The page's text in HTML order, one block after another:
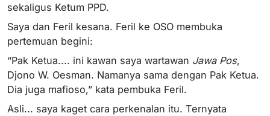
sekaligus Ketum PPD.
Saya dan Feril kesana. Feril ke OSO membuka
pertemuan begini:
“Pak Ketua.... ini kawan saya wartawan Jawa Pos,
Djono W. Oesman. Namanya sama dengan Pak Ketua.
Dia juga mafioso,” kata pembuka Feril.
Asli... saya kaget cara perkenalan itu. Ternyata